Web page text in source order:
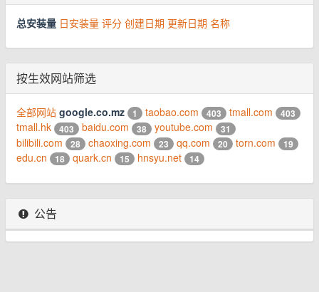
总安装量 日安装量 评分 创建日期 更新日期 名称
按生效网站筛选
全部网站 google.co.mz 1 taobao.com 403 tmall.com 403
tmall.hk 403 baidu.com 38 youtube.com 31
bilibili.com 28 chaoxing.com 23 qq.com 20 torn.com 19
edu.cn 18 quark.cn 15 hnsyu.net 14
公告